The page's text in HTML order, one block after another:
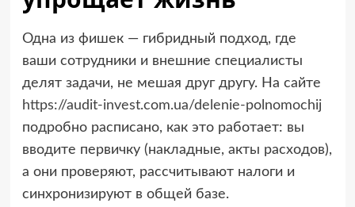
Одна из фишек — гибридный подход, где
ваши сотрудники и внешние специалисты
делят задачи, не мешая друг другу. На сайте
https://audit-invest.com.ua/delenie-polnomochij
подробно расписано, как это работает: вы
вводите первичку (накладные, акты расходов),
а они проверяют, рассчитывают налоги и
синхронизируют в общей базе.